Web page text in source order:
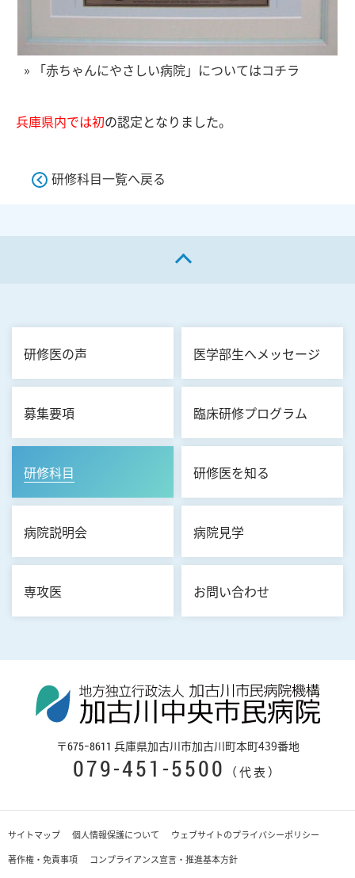
» 「赤ちゃんにやさしい病院」についてはコチラ
兵庫県内では初の認定となりました。
研修科目一覧へ戻る
研修医の声 医学部生へメッセージ
募集要項 臨床研修プログラム
研修科目 研修医を知る
病院説明会 病院見学
専攻医 お問い合わせ
〒675−8611 兵庫県加古川市加古川町本町439番地
079-451-5500 （代表）
サイトマップ 個人情報保護について
ウェブサイトのプライバシーポリシー
著作権・免責事項
コンプライアンス宣言・推進基本方針